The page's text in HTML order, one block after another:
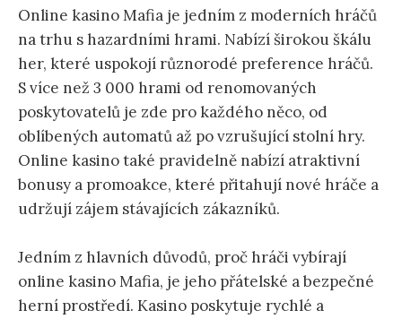
Online kasino Mafia je jedním z moderních hráčů
na trhu s hazardními hrami. Nabízí širokou škálu
her, které uspokojí různorodé preference hráčů.
S více než 3 000 hrami od renomovaných
poskytovatelů je zde pro každého něco, od
oblíbených automatů až po vzrušující stolní hry.
Online kasino také pravidelně nabízí atraktivní
bonusy a promoakce, které přitahují nové hráče a
udržují zájem stávajících zákazníků.
Jedním z hlavních důvodů, proč hráči vybírají
online kasino Mafia, je jeho přátelské a bezpečné
herní prostředí. Kasino poskytuje rychlé a